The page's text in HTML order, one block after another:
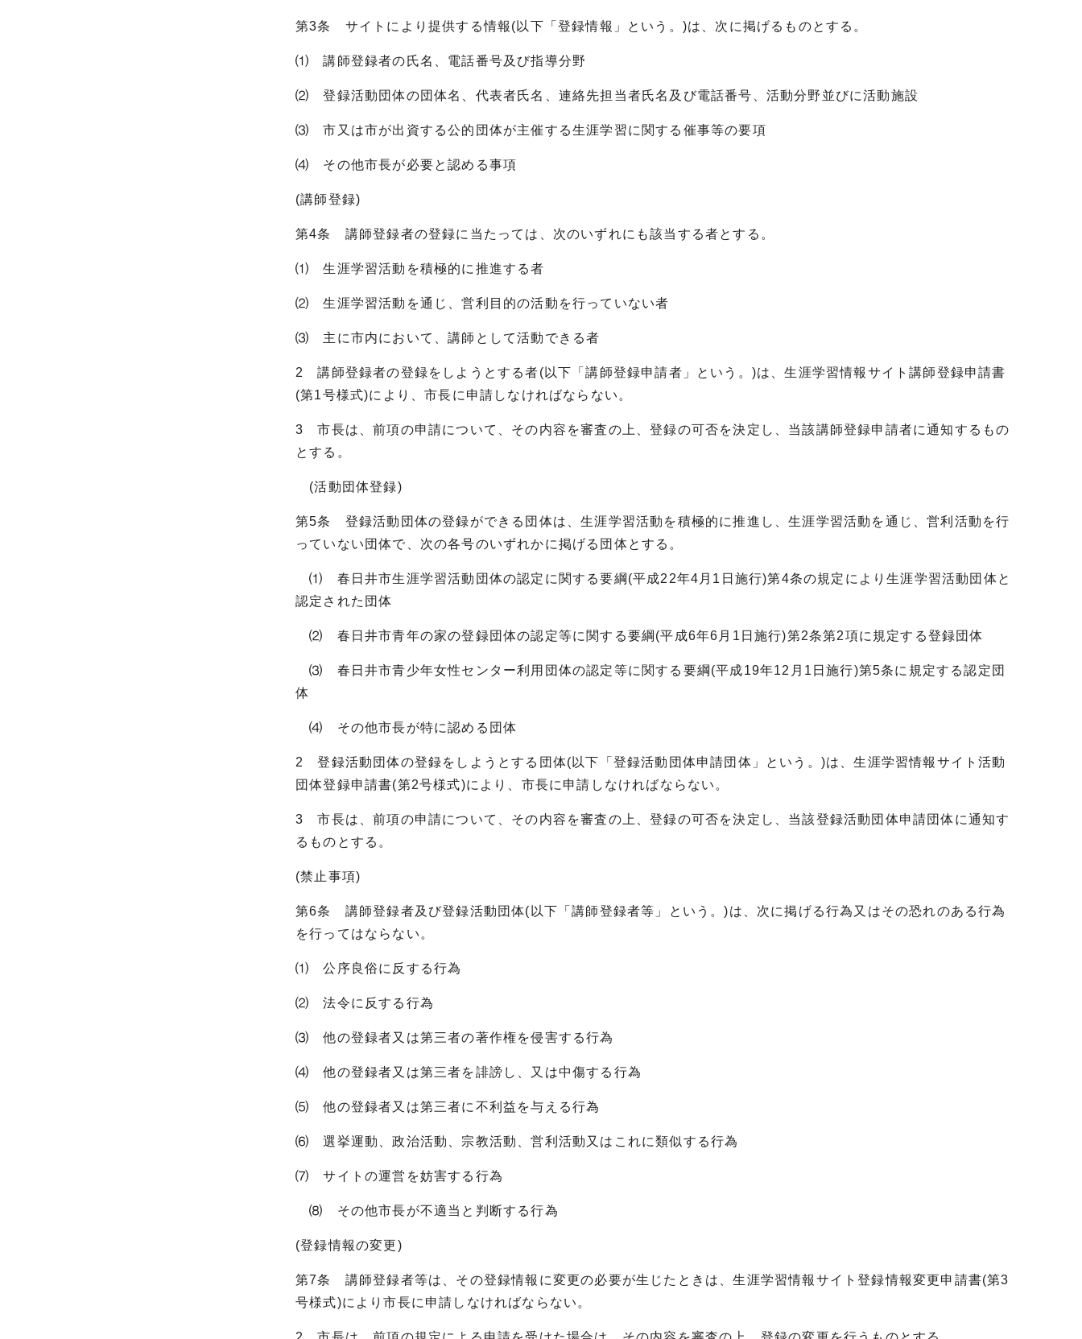
第3条 サイトにより提供する情報(以下「登録情報」という。)は、次に掲げるものとする。
⑴ 講師登録者の氏名、電話番号及び指導分野
⑵ 登録活動団体の団体名、代表者氏名、連絡先担当者氏名及び電話番号、活動分野並びに活動施設
⑶ 市又は市が出資する公的団体が主催する生涯学習に関する催事等の要項
⑷ その他市長が必要と認める事項
(講師登録)
第4条 講師登録者の登録に当たっては、次のいずれにも該当する者とする。
⑴ 生涯学習活動を積極的に推進する者
⑵ 生涯学習活動を通じ、営利目的の活動を行っていない者
⑶ 主に市内において、講師として活動できる者
2 講師登録者の登録をしようとする者(以下「講師登録申請者」という。)は、生涯学習情報サイト講師登録申請書
(第1号様式)により、市長に申請しなければならない。
3 市長は、前項の申請について、その内容を審査の上、登録の可否を決定し、当該講師登録申請者に通知するもの
とする。
(活動団体登録)
第5条 登録活動団体の登録ができる団体は、生涯学習活動を積極的に推進し、生涯学習活動を通じ、営利活動を行
っていない団体で、次の各号のいずれかに掲げる団体とする。
⑴ 春日井市生涯学習活動団体の認定に関する要綱(平成22年4月1日施行)第4条の規定により生涯学習活動団体と
認定された団体
⑵ 春日井市青年の家の登録団体の認定等に関する要綱(平成6年6月1日施行)第2条第2項に規定する登録団体
⑶ 春日井市青少年女性センター利用団体の認定等に関する要綱(平成19年12月1日施行)第5条に規定する認定団
体
⑷ その他市長が特に認める団体
2 登録活動団体の登録をしようとする団体(以下「登録活動団体申請団体」という。)は、生涯学習情報サイト活動
団体登録申請書(第2号様式)により、市長に申請しなければならない。
3 市長は、前項の申請について、その内容を審査の上、登録の可否を決定し、当該登録活動団体申請団体に通知す
るものとする。
(禁止事項)
第6条 講師登録者及び登録活動団体(以下「講師登録者等」という。)は、次に掲げる行為又はその恐れのある行為
を行ってはならない。
⑴ 公序良俗に反する行為
⑵ 法令に反する行為
⑶ 他の登録者又は第三者の著作権を侵害する行為
⑷ 他の登録者又は第三者を誹謗し、又は中傷する行為
⑸ 他の登録者又は第三者に不利益を与える行為
⑹ 選挙運動、政治活動、宗教活動、営利活動又はこれに類似する行為
⑺ サイトの運営を妨害する行為
⑻ その他市長が不適当と判断する行為
(登録情報の変更)
第7条 講師登録者等は、その登録情報に変更の必要が生じたときは、生涯学習情報サイト登録情報変更申請書(第3
号様式)により市長に申請しなければならない。